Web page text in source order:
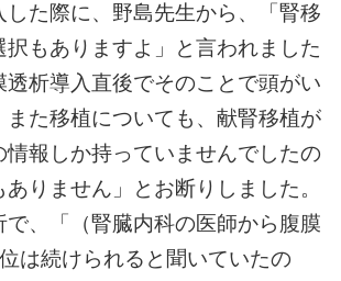
した際に、野島先生から、「腎移
もありますよ」と言われました
透析導入直後でそのことで頭がい
また移植についても、献腎移植が
情報しか持っていませんでしたの
りません」とお断りしました。
で、「（腎臓内科の医師から腹膜
は続けられると聞いていたの